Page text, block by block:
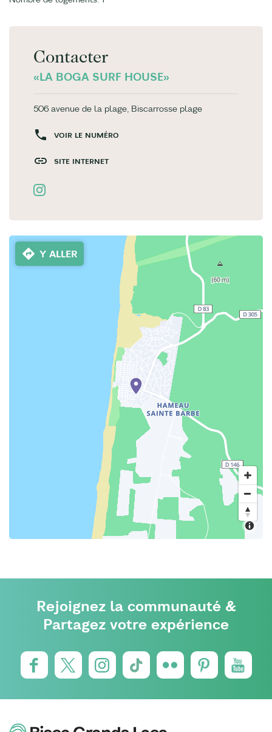
Contacter
«LA BOGA SURF HOUSE»
506 avenue de la plage, Biscarrosse plage
VOIR LE NUMÉRO
SITE INTERNET
Y ALLER
Rejoignez la communauté &
Partagez votre expérience